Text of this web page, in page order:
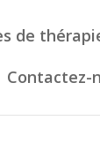
de
Contactez-